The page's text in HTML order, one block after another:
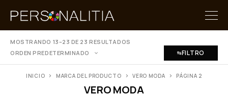
MOSTRANDO 13–23 DE 23 RESULTADOS
ORDEN PREDETERMINADO
FILTRO
VERO MODA
INICIO MARCA DEL PRODUCTO VERO MODA PÁGINA 2